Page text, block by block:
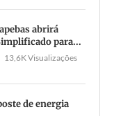
abrirá
para...
13,6K Visualizações
de energia